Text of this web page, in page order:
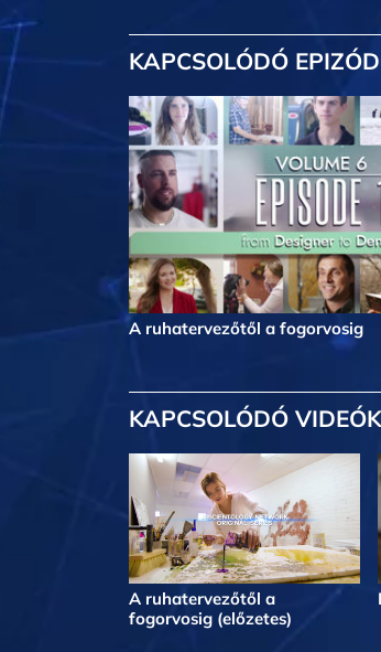
KAPCSOLÓDÓ
A ruhatervezőtől a fogorvosig
KAPCSOLÓDÓ VIDEÓK
A ruhatervezőtől a
fogorvosig (előzetes)